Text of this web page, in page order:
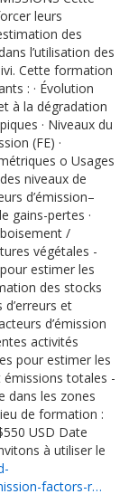
leurs
des
l’utilisation des
Cette formation
: · Évolution
à la dégradation
· Niveaux du
(FE) ·
o Usages
niveaux de
d’émission–
gains-pertes ·
/
végétales -
estimer les
des stocks
et
d’émission
activités
pour estimer les
émissions totales -
dans les zones
de formation :
USD Date
à utiliser le
factors-r…